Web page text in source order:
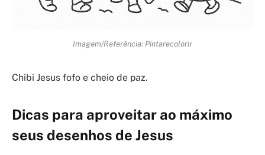
Imagem/Referência: Pintarecolorir
Chibi Jesus fofo e cheio de paz.
Dicas para aproveitar ao máximo
seus desenhos de Jesus